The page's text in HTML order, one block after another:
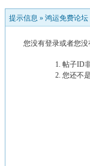
提示信息 » 鸿运免费论坛
您没有登录或者您
帖子ID
您还不